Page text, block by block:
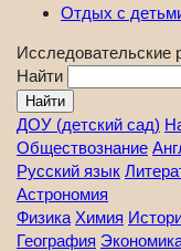
Отдых с
Исследовательские
Найти
ДОУ (детский сад)
Обществознание
Русский язык
Астрономия
Физика Химия
География